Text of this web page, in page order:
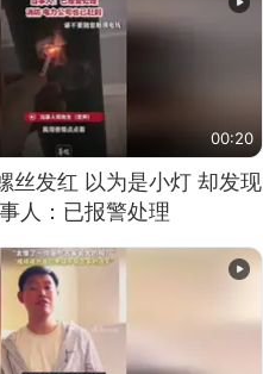
00:20
丝发红 以为是小灯 却发现
人：已报警处理